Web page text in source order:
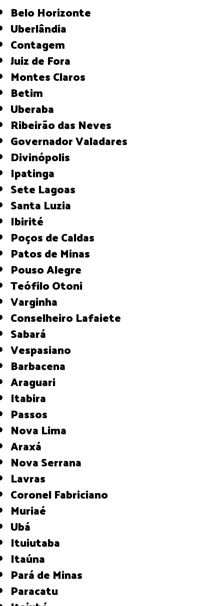
Belo Horizonte
Uberlândia
Contagem
Juiz de Fora
Montes Claros
Betim
Uberaba
Ribeirão das Neves
Governador Valadares
Divinópolis
Ipatinga
Sete Lagoas
Santa Luzia
Ibirité
Poços de Caldas
Patos de Minas
Pouso Alegre
Teófilo Otoni
Varginha
Conselheiro Lafaiete
Sabará
Vespasiano
Barbacena
Araguari
Itabira
Passos
Nova Lima
Araxá
Nova Serrana
Lavras
Coronel Fabriciano
Muriaé
Ubá
Ituiutaba
Itaúna
Pará de Minas
Paracatu